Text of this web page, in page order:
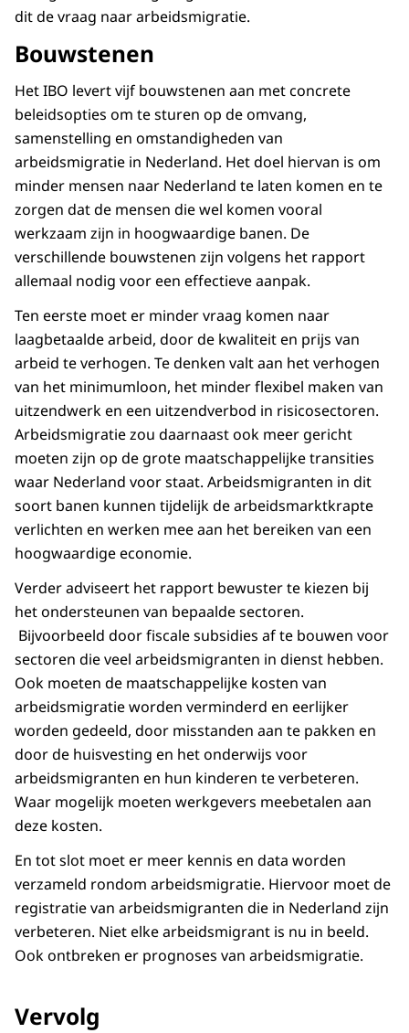
dit de vraag naar arbeidsmigratie.
Bouwstenen
Het IBO levert vijf bouwstenen aan met concrete
beleidsopties om te sturen op de omvang,
samenstelling en omstandigheden van
arbeidsmigratie in Nederland. Het doel hiervan is om
minder mensen naar Nederland te laten komen en te
zorgen dat de mensen die wel komen vooral
werkzaam zijn in hoogwaardige banen. De
verschillende bouwstenen zijn volgens het rapport
allemaal nodig voor een effectieve aanpak.
Ten eerste moet er minder vraag komen naar
laagbetaalde arbeid, door de kwaliteit en prijs van
arbeid te verhogen. Te denken valt aan het verhogen
van het minimumloon, het minder flexibel maken van
uitzendwerk en een uitzendverbod in risicosectoren.
Arbeidsmigratie zou daarnaast ook meer gericht
moeten zijn op de grote maatschappelijke transities
waar Nederland voor staat. Arbeidsmigranten in dit
soort banen kunnen tijdelijk de arbeidsmarktkrapte
verlichten en werken mee aan het bereiken van een
hoogwaardige economie.
Verder adviseert het rapport bewuster te kiezen bij
het ondersteunen van bepaalde sectoren.
Bijvoorbeeld door fiscale subsidies af te bouwen voor
sectoren die veel arbeidsmigranten in dienst hebben.
Ook moeten de maatschappelijke kosten van
arbeidsmigratie worden verminderd en eerlijker
worden gedeeld, door misstanden aan te pakken en
door de huisvesting en het onderwijs voor
arbeidsmigranten en hun kinderen te verbeteren.
Waar mogelijk moeten werkgevers meebetalen aan
deze kosten.
En tot slot moet er meer kennis en data worden
verzameld rondom arbeidsmigratie. Hiervoor moet de
registratie van arbeidsmigranten die in Nederland zijn
verbeteren. Niet elke arbeidsmigrant is nu in beeld.
Ook ontbreken er prognoses van arbeidsmigratie.
Vervolg